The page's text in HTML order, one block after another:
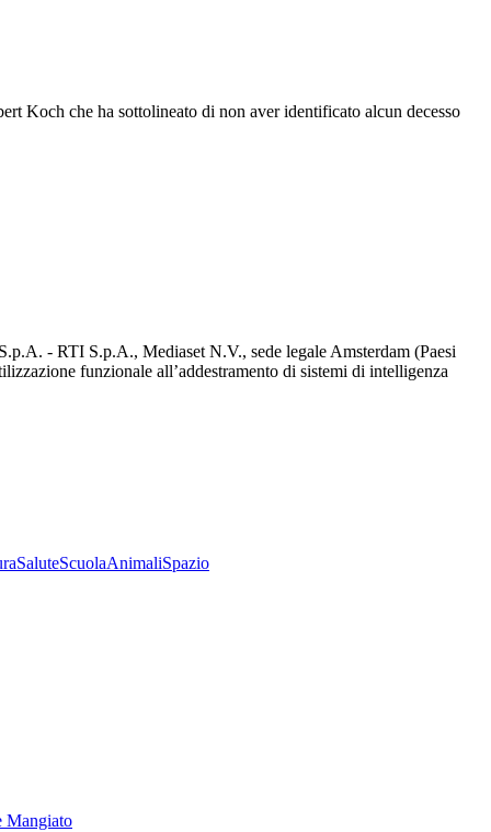
Koch che ha sottolineato di non aver identificato alcun decesso
- RTI S.p.A., Mediaset N.V., sede legale Amsterdam (Paesi
funzionale all’addestramento di sistemi di intelligenza
SaluteScuolaAnimaliSpazio
Mangiato